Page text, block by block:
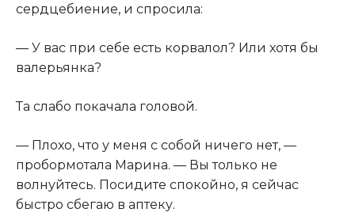
сердцебиение, и спросила:
— У вас при себе есть корвалол? Или хотя бы
валерьянка?
Та слабо покачала головой.
— Плохо, что у меня с собой ничего нет, —
пробормотала Марина. — Вы только не
волнуйтесь. Посидите спокойно, я сейчас
быстро сбегаю в аптеку.